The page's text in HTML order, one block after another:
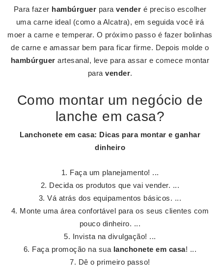
Para fazer hambúrguer para vender é preciso escolher
uma carne ideal (como a Alcatra), em seguida você irá
moer a carne e temperar. O próximo passo é fazer bolinhas
de carne e amassar bem para ficar firme. Depois molde o
hambúrguer artesanal, leve para assar e comece montar
para vender.
Como montar um negócio de
lanche em casa?
Lanchonete em casa: Dicas para montar e ganhar
dinheiro
Faça um planejamento! ...
Decida os produtos que vai vender. ...
Vá atrás dos equipamentos básicos. ...
Monte uma área confortável para os seus clientes com
pouco dinheiro. ...
Invista na divulgação! ...
Faça promoção na sua lanchonete em casa! ...
Dê o primeiro passo!